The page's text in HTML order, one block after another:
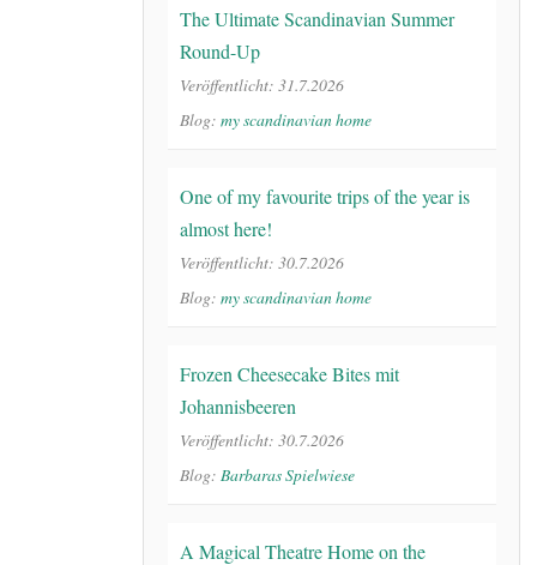
The Ultimate Scandinavian Summer
Round-Up
Veröffentlicht: 31.7.2026
Blog: my scandinavian home
One of my favourite trips of the year is
almost here!
Veröffentlicht: 30.7.2026
Blog: my scandinavian home
Frozen Cheesecake Bites mit
Johannisbeeren
Veröffentlicht: 30.7.2026
Blog: Barbaras Spielwiese
A Magical Theatre Home on the